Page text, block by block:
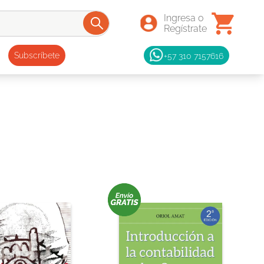
Subscríbete +57 310 7157616